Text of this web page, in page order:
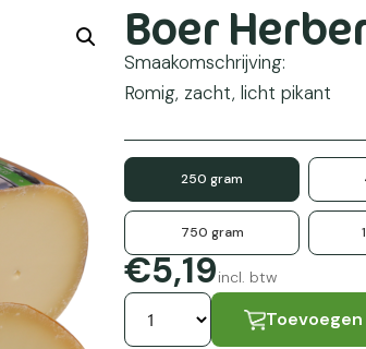
Boer
Smaakomschrijving:
Romig, zacht, licht pikant
250 gram
750 gram
€5,19incl. btw
Toevoegen